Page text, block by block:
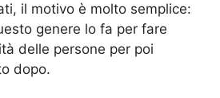
il motivo è molto semplice:
genere lo fa per fare
delle persone per poi
dopo.